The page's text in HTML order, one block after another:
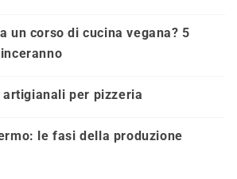
un corso di cucina vegana? 5
per pizzeria
le fasi della produzione